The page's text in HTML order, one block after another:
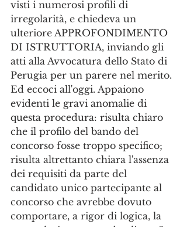
visti i numerosi profili di
irregolarità, e chiedeva un
ulteriore APPROFONDIMENTO
DI ISTRUTTORIA, inviando gli
atti alla Avvocatura dello Stato di
Perugia per un parere nel merito.
Ed eccoci all'oggi. Appaiono
evidenti le gravi anomalie di
questa procedura: risulta chiaro
che il profilo del bando del
concorso fosse troppo specifico;
risulta altrettanto chiara l'assenza
dei requisiti da parte del
candidato unico partecipante al
concorso che avrebbe dovuto
comportare, a rigor di logica, la